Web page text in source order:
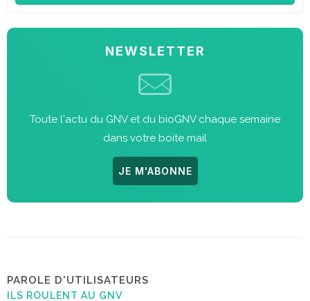
NEWSLETTER
Toute l'actu du GNV et du bioGNV chaque semaine
dans votre boite mail
JE M'ABONNE
PAROLE D'UTILISATEURS
ILS ROULENT AU GNV